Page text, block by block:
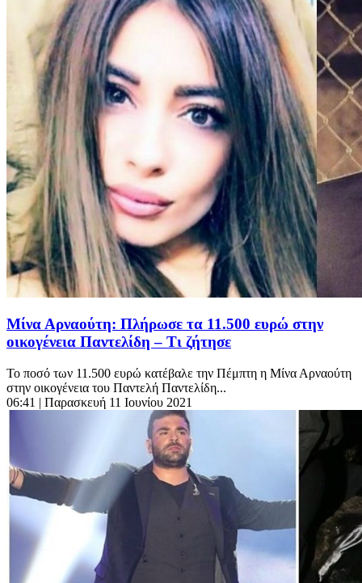
Μίνα Αρναούτη: Πλήρωσε τα 11.500 ευρώ στην
οικογένεια Παντελίδη – Τι ζήτησε
Το ποσό των 11.500 ευρώ κατέβαλε την Πέμπτη η Μίνα Αρναούτη
στην οικογένεια του Παντελή Παντελίδη...
06:41 | Παρασκευή 11 Ιουνίου 2021